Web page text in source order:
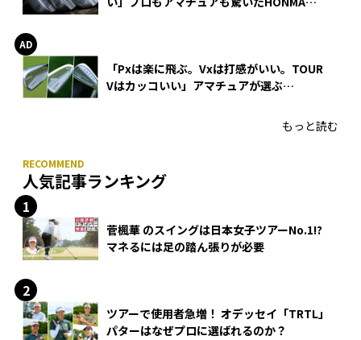
「Pxは楽に飛ぶ。Vxは打感がいい。TOUR
Vはカッコいい」アマチュアが選ぶ
もっと読む
人気記事ランキング
菅楓華 のスイングは日本女子ツアーNo.1!?
マネるには足の踏ん張りが必要
ツアーで使用者急増！ オデッセイ「TRTL」
パターはなぜプロに選ばれるのか？